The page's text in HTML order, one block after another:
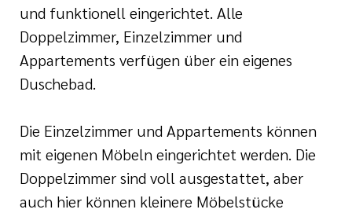
und funktionell eingerichtet. Alle
Doppelzimmer, Einzelzimmer und
Appartements verfügen über ein eigenes
Duschebad.
Die Einzelzimmer und Appartements können
mit eigenen Möbeln eingerichtet werden. Die
Doppelzimmer sind voll ausgestattet, aber
auch hier können kleinere Möbelstücke